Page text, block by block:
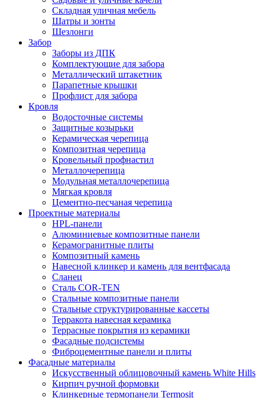
Складная уличная мебель
Шатры и зонты
Шезлонги
Забор
Заборы из ДПК
Комплектующие для забора
Металлический штакетник
Парапетные крышки
Профлист для забора
Кровля
Водосточные системы
Защитные козырьки
Керамическая черепица
Композитная черепица
Кровельный профнастил
Металлочерепица
Модульная металлочерепица
Мягкая кровля
Цементно-песчаная черепица
Проектные материалы
HPL-панели
Алюминиевые композитные панели
Керамогранитные плиты
Композитный камень
Навесной клинкер и камень для вентфасада
Сланец
Сталь COR-TEN
Стальные композитные панели
Стальные структурированные кассеты
Терракота навесная керамика
Террасные покрытия из керамики
Фасадные подсистемы
Фиброцементные панели и плиты
Фасадные материалы
Искусственный облицовочный камень White Hills
Кирпич ручной формовки
Клинкерные термопанели Termosit